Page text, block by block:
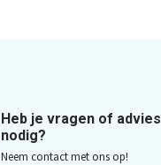
Heb je vragen of advies
nodig?
Neem contact met ons op!